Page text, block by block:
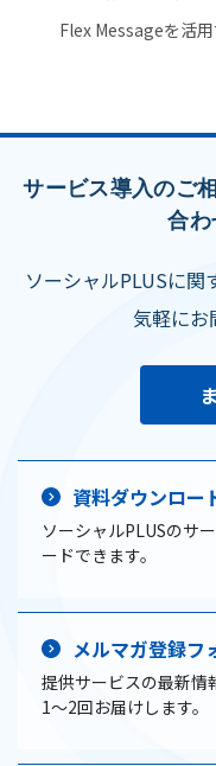
Flex Messageを活
サービス導入のご
合わ
ソーシャルPLUSに
気軽にお
資料ダウンロー
ソーシャルPLUSのサ
ードできます。
メルマガ登録フ
提供サービスの最新情
1〜2回お届けします。